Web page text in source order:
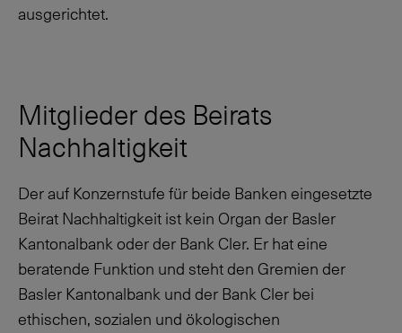
ausgerichtet.
Mitglieder des Beirats
Nachhaltigkeit
Der auf Konzernstufe für beide Banken eingesetzte
Beirat Nachhaltigkeit ist kein Organ der Basler
Kantonalbank oder der Bank Cler. Er hat eine
beratende Funktion und steht den Gremien der
Basler Kantonalbank und der Bank Cler bei
ethischen, sozialen und ökologischen